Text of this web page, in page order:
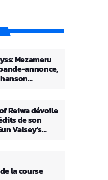
Mezameru
annonce,
Reiwa dévoile
de son
Valsey’s
la course